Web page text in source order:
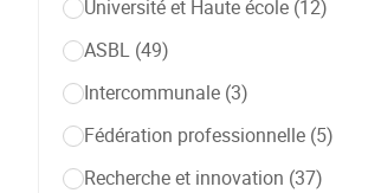
Université et Haute école (12)
ASBL (49)
Intercommunale (3)
Fédération professionnelle (5)
Recherche et innovation (37)